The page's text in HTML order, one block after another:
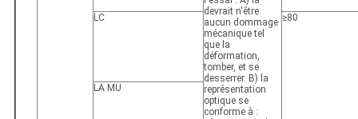
devrait n'être
aucun dommage
mécanique tel
que la
déformation,
tomber, et se
desserrer. B) la
représentation
optique se
conforme à :
LC ≥80
LA MU